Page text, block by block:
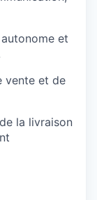
et
vente et de
la livraison